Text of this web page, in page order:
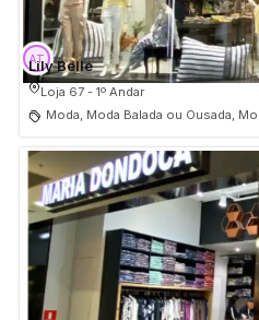
Lily Belle
Loja 67 - 1º Andar
Moda, Moda Balada ou Ousada,